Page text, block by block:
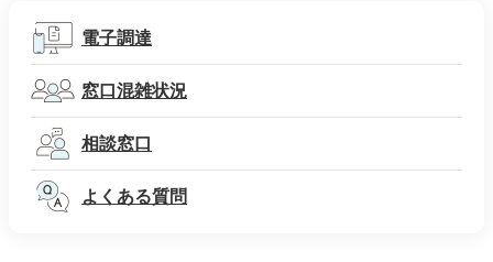
電子調達
窓口混雑状況
相談窓口
よくある質問